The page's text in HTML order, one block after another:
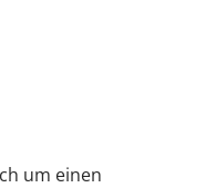
um einen